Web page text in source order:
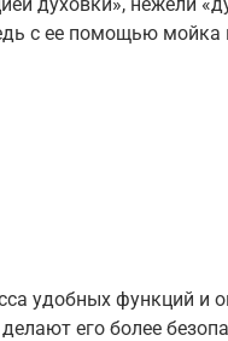
с ее помощью
удобных функций и
его более